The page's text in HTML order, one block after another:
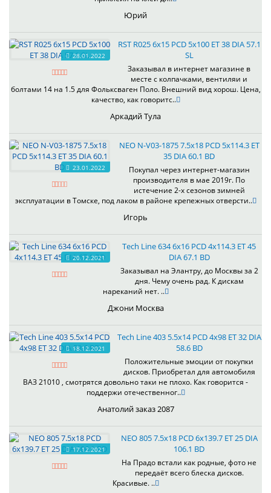
Юрий
28.01.2022
RST R025 6x15 PCD 5x100 ET 38 DIA 57.1
SL
Заказывал в интернет магазине в
месте с колпачками, вентиляи и
болтами 14 на 1.5 для Фольксваген Поло. Внешний вид хорош. Цена,
качество, как говоритс..
Аркадий Тула
23.01.2022
NEO N-V03-1875 7.5x18 PCD 5x114.3 ET
35 DIA 60.1 BD
Покупал через интернет-магазин
производителя в мае 2019г. По
истечение 2-х сезонов зимней
эксплуатации в Томске, под лаком в районе крепежных отверсти..
Игорь
20.12.2021
Tech Line 634 6x16 PCD 4x114.3 ET 45
DIA 67.1 BD
Заказывал на Элантру, до Москвы за 2
дня. Чему очень рад. К дискам
нареканий нет. ..
Джони Москва
18.12.2021
Tech Line 403 5.5x14 PCD 4x98 ET 32 DIA
58.6 BD
Положительные эмоции от покупки
дисков. Приобретал для автомобиля
ВАЗ 21010 , смотрятся довольно таки не плохо. Как говорится -
поддержи отечественног..
Анатолий заказ 2087
17.12.2021
NEO 805 7.5x18 PCD 6x139.7 ET 25 DIA
106.1 BD
На Прадо встали как родные, фото не
передаёт всего блеска дисков.
Красивые. ..